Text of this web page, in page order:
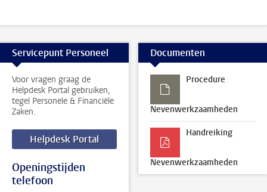
Servicepunt Personeel
Voor vragen graag de
Helpdesk Portal gebruiken,
tegel Personele & Financiële
Zaken.
Helpdesk Portal
Openingstijden
telefoon
Documenten
Procedure
Nevenwerkzaamheden
Handreiking
Nevenwerkzaamheden